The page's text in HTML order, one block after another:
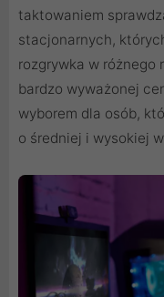
taktowaniem
stacjonarnych,
rozgrywka w różnego
bardzo wyważonej
wyborem dla osób,
o średniej i wysokiej